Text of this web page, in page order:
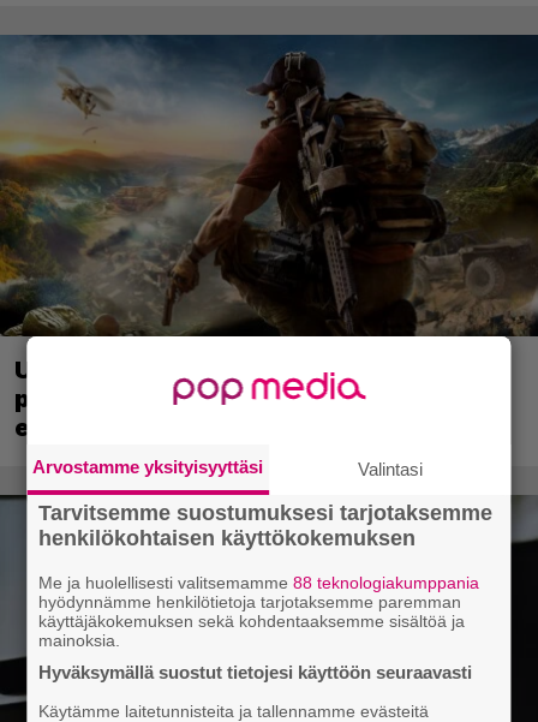
Ubisoft vahvisti uuden Ghost Recon -
pelin – kutsuu pelaajat mukaan
ennakkotestiin
Arvostamme yksityisyyttäsi Valintasi
Tarvitsemme suostumuksesi tarjotaksemme
henkilökohtaisen käyttökokemuksen
Me ja huolellisesti valitsemamme88 teknologiakumppania
hyödynnämme henkilötietoja tarjotaksemme paremman
käyttäjäkokemuksen sekä kohdentaaksemme sisältöä ja
mainoksia.
Hyväksymällä suostut tietojesi käyttöön seuraavasti
Käytämme laitetunnisteita ja tallennamme evästeitä